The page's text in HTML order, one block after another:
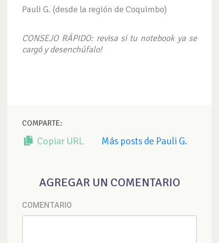
Pauli G. (desde la región de Coquimbo)
CONSEJO RÁPIDO: revisa si tu notebook ya se
cargó y desenchúfalo!
COMPARTE:
Copiar URL Más posts de Pauli G.
AGREGAR UN COMENTARIO
COMENTARIO